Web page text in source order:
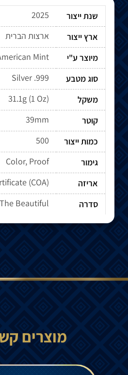
שנת ייצור
2025
ארץ ייצור
ארצות הברית
מיוצר ע"י
Mint
סוג מטבע
Silver .999
משקל
31.1g (1 Oz)
קוטר
39mm
כמות ייצור
500
גימור
Color, Proof
אריזה
(COA)
סדרה
Beautiful
מוצרים